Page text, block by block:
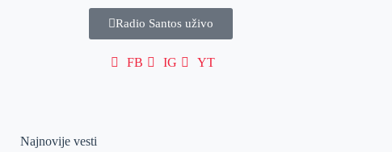
Radio Santos uživo
FB IG YT
Najnovije vesti